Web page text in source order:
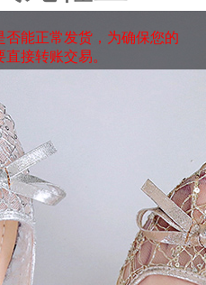
能正常发货，为确保您的
接转账交易。